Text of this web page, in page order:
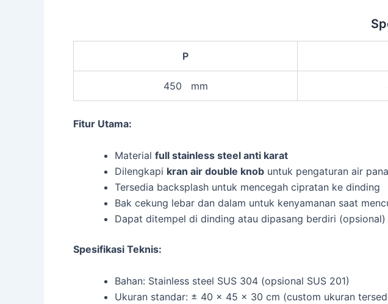
P
450 mm
Fitur Utama:
Material full stainless steel anti karat
Dilengkapi kran air double knob untuk pengaturan air
Tersedia backsplash untuk mencegah cipratan ke dinding
Bak cekung lebar dan dalam untuk kenyamanan saat
Dapat ditempel di dinding atau dipasang berdiri (opsional)
Spesifikasi Teknis:
Bahan: Stainless steel SUS 304 (opsional SUS 201)
Ukuran standar: ± 40 x 45 x 30 cm (custom ukuran